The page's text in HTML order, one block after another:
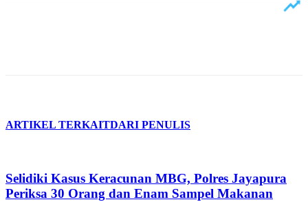
ARTIKEL TERKAITDARI PENULIS
Selidiki Kasus Keracunan MBG, Polres Jayapura
Periksa 30 Orang dan Enam Sampel Makanan